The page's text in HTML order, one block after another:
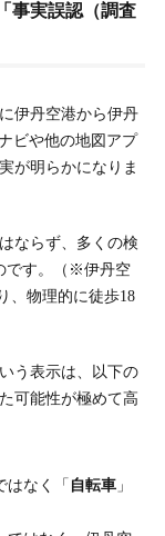
事実誤認（調査
伊丹空港から伊丹
ビや他の地図アプ
が明らかになりま
ならず、多くの検
です。（※伊丹空
、物理的に徒歩18
う表示は、以下の
可能性が極めて高
はなく「 自転車 」